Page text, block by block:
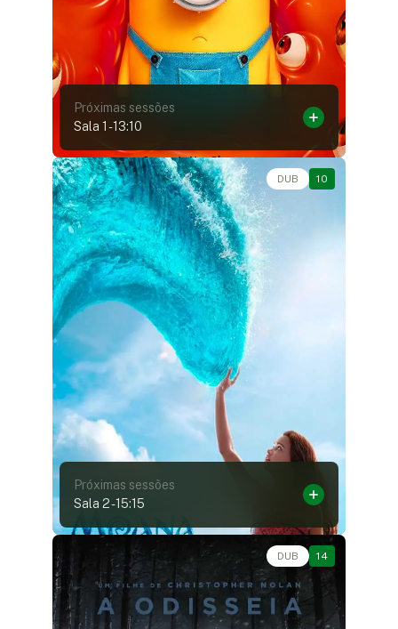
Próximas sessões
Sala 1 -13:10
DUB 10
Aventura, Fantasia, Live-Action • • 1h55
Próximas sessões
Sala 2-15:15
DUB 14
Ação, Aventura, Épico, Fantasia • • 2h52